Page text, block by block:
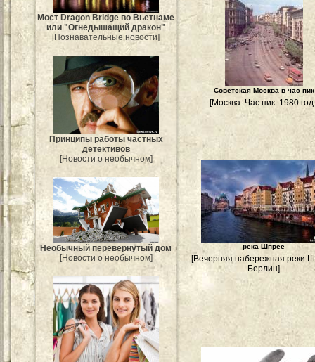
Мост Dragon Bridge во Вьетнаме
или "Огнедышащий дракон"
[Познавательные новости]
Принципы работы частных
детективов
[Новости о необычном]
Необычный перевёрнутый дом
[Новости о необычном]
Советская Москва в час пик
[Москва. Час пик. 1980
река Шпрее
[Вечерняя набережная реки
Берлин]